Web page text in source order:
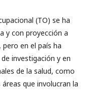
(TO) se ha
y con proyección a
en el país ha
investigación y en
de la salud, como
que involucran la